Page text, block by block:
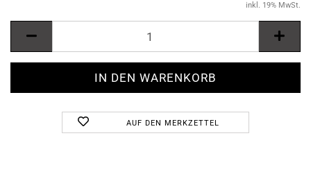
inkl. 19% MwSt.
AUF DEN MERKZETTEL